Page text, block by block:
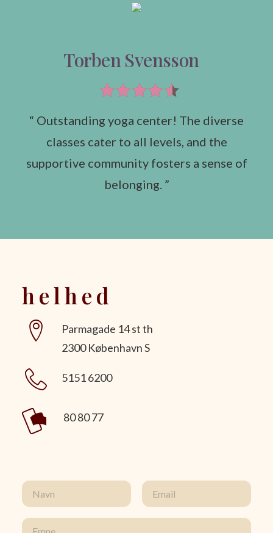
Torben Svensson
“ Outstanding yoga center! The diverse
classes cater to all levels, and the
supportive community fosters a sense of
belonging. ”
helhed
Parmagade 14 st th
2300 København S
5151 6200
80 80 77